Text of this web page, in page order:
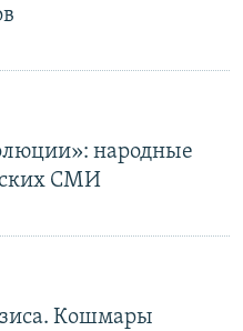
народные
СМИ
Кошмары